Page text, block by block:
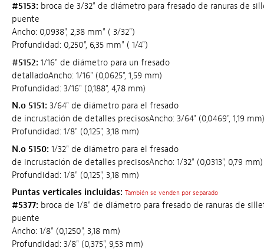
#5153: broca de 3/32" de diámetro para fresado de ranuras de
puente
Ancho: 0,0938", 2,38 mm" ( 3/32")
Profundidad: 0,250", 6,35 mm" ( 1/4")
#5152: 1/16" de diámetro para un fresado
detalladoAncho: 1/16" (0,0625", 1,59 mm)
Profundidad: 3/16" (0,188", 4,78 mm)
N.o 5151: 3/64" de diámetro para el fresado
de incrustación de detalles precisosAncho: 3/64" (0,0469", 1,19 mm)
Profundidad: 1/8" (0,125", 3,18 mm)
N.o 5150: 1/32" de diámetro para el fresado
de incrustación de detalles precisosAncho: 1/32" (0,0313", 0,79 mm)
Profundidad: 1/8" (0,125", 3,18 mm)
Puntas verticales incluidas: También se venden por separado
#5377: broca de 1/8" de diámetro para fresado de ranuras de
puente
Ancho: 1/8" (0,1250", 3,18 mm)
Profundidad: 3/8" (0,375", 9,53 mm)